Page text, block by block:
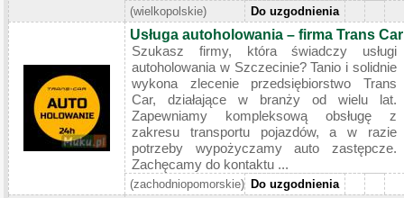
(wielkopolskie) Do uzgodnienia
Usługa autoholowania – firma Trans Car
Szukasz firmy, która świadczy usługi
autoholowania w Szczecinie? Tanio i solidnie
wykona zlecenie przedsiębiorstwo Trans
Car, działające w branży od wielu lat.
Zapewniamy kompleksową obsługę z
zakresu transportu pojazdów, a w razie
potrzeby wypożyczamy auto zastępcze.
Zachęcamy do kontaktu ...
(zachodniopomorskie) Do uzgodnienia